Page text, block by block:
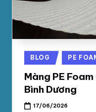
Posted
in
BLOG PE
Màng PE
Bình Dương
17/06/2026